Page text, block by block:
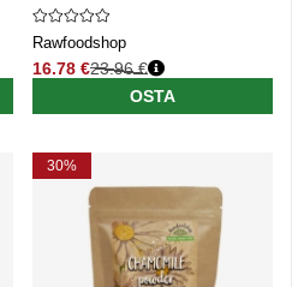
Rawfoodshop
16.78 €
Normaali hinta
23.96 €
OSTA
30%